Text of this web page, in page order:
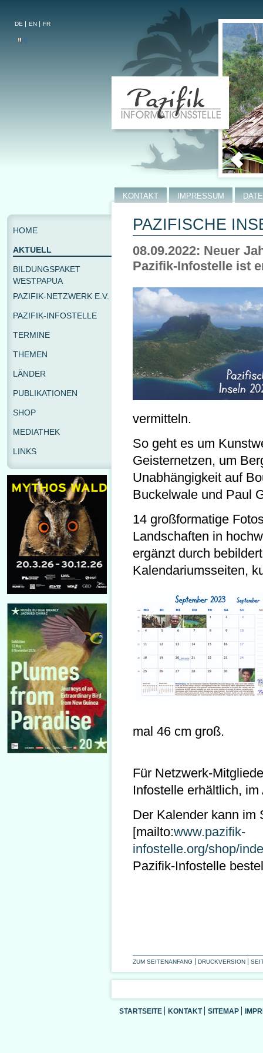
DE EN FR
PAZIFISCHE
08.09.2022: Neuer
Pazifik-Infostelle ist
vermitteln.
So geht es um
Geisternetzen, um
Unabhängigkeit auf
Buckelwale und Paul
14 großformatige
Landschaften in
ergänzt durch
Kalendariumsseiten,
mal 46 cm groß.
Für Netzwerk-
Infostelle erhältlich,
Der Kalender kann im
[mailto:www.pazifik-
infostelle.org/shop/
Pazifik-Infostelle
ZUM SEITENANFANG DRUCKVERSION
STARTSEITE KONTAKT SITEMAP
KONTAKT IMPRESSUM
HOME
AKTUELL
BILDUNGSPAKET
WESTPAPUA
PAZIFIK-NETZWERK E.V.
PAZIFIK-INFOSTELLE
TERMINE
THEMEN
LÄNDER
PUBLIKATIONEN
SHOP
MEDIATHEK
LINKS